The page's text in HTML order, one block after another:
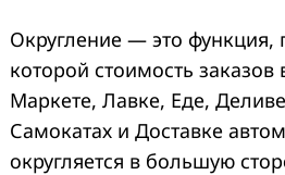
Округление — это
которой стоимость заказов
Маркете, Лавке, Еде,
Самокатах и Доставке
округляется в большую